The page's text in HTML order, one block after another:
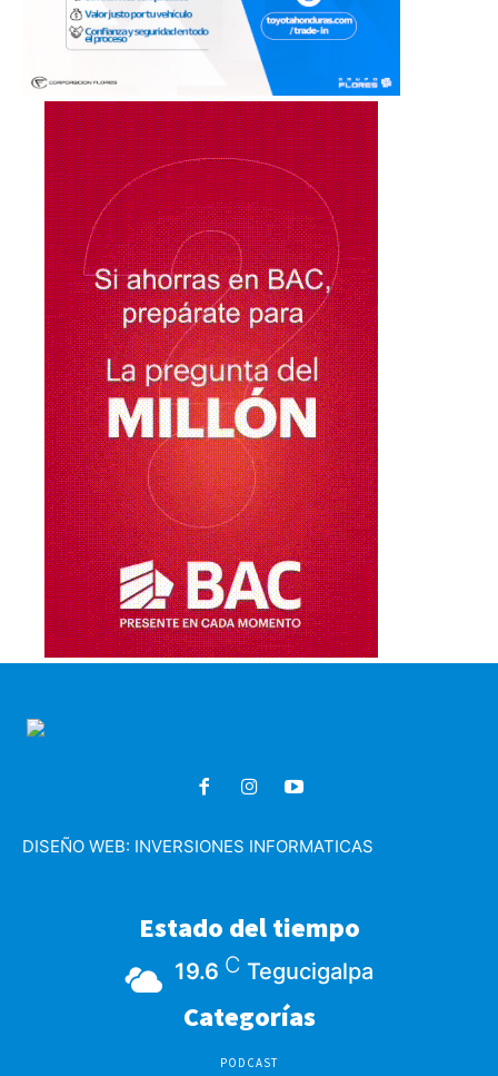
DISEÑO WEB: INVERSIONES INFORMATICAS
Estado del tiempo
19.6 C Tegucigalpa
Categorías
PODCAST